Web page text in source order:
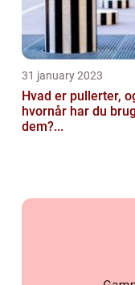
31 january 2023
Hvad er pullerter,
hvornår har du
dem?...